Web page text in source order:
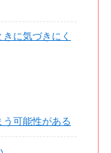
に気づきにく
可能性がある